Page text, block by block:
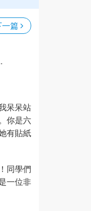
篇
呆呆站
你是六
有貼紙
同學們
一位非